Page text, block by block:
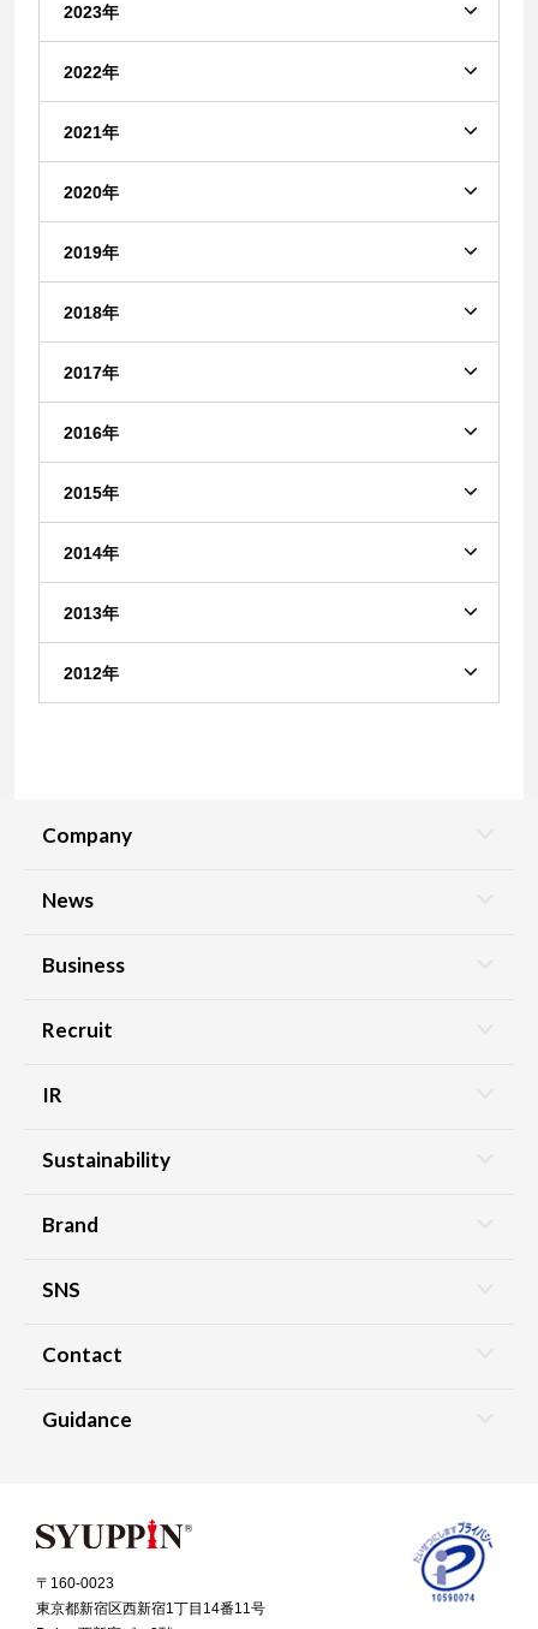
2023年
2022年
2021年
2020年
2019年
2018年
2017年
2016年
2015年
2014年
2013年
2012年
〒160-0023
東京都新宿区西新宿1丁目14番11号
Company
News
Business
Recruit
IR
Sustainability
Brand
SNS
Contact
Guidance